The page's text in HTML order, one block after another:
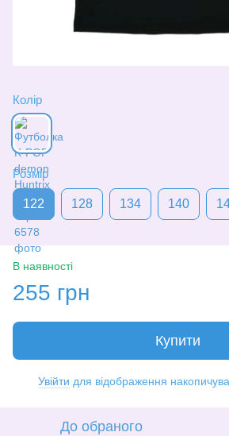
Колір
Розмір
122 128 134 140
В наявності
255 грн
Купити
Увійти для відображення
До обраного